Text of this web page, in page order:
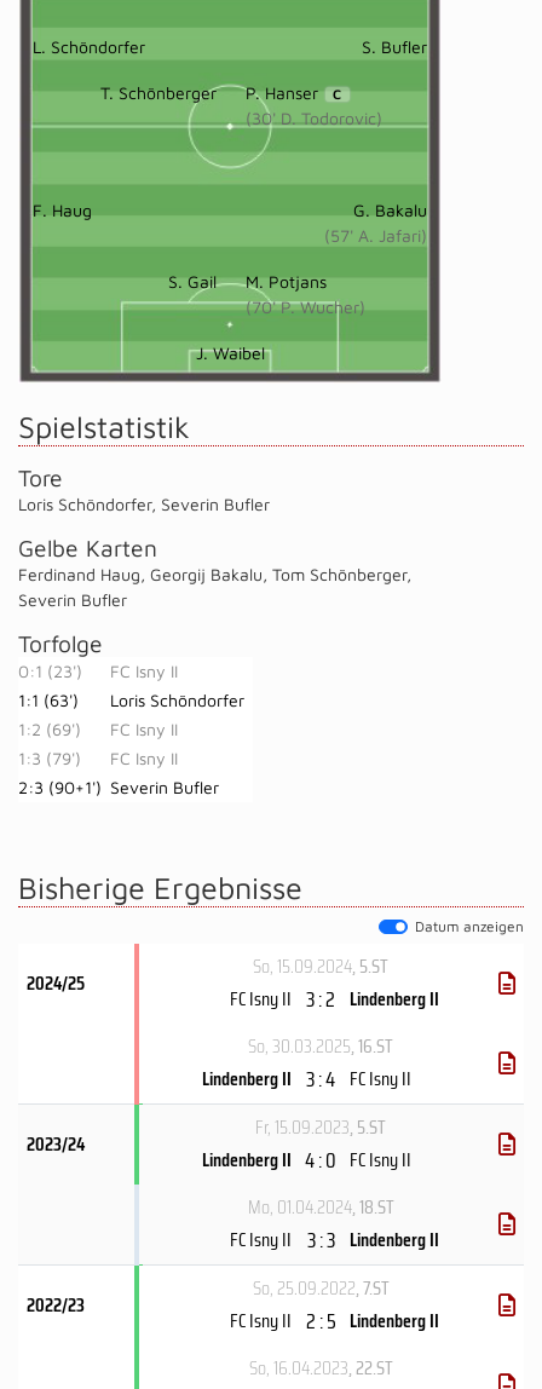
L. Schöndorfer S. Bufler
T. Schönberger P. Hanser C
(30' D. Todorovic)
F. Haug
G. Bakalu
(57' A. Jafari)
S. Gail
M. Potjans
(70' P. Wucher)
J. Waibel
Spielstatistik
Tore
Loris Schöndorfer, Severin Bufler
Gelbe Karten
Ferdinand Haug, Georgij Bakalu, Tom Schönberger,
Severin Bufler
Torfolge
0:1 (23')
FC Isny II
1:1 (63')
Loris Schöndorfer
1:2 (69')
FC Isny II
1:3 (79')
FC Isny II
2:3 (90+1') Severin Bufler
Bisherige Ergebnisse
Datum anzeigen
2024/25
So, 15.09.2024, 5.ST
FC Isny II 3 : 2 Lindenberg II
So, 30.03.2025, 16.ST
Lindenberg II 3 : 4 FC Isny II
2023/24
Fr, 15.09.2023, 5.ST
Lindenberg II 4 : 0 FC Isny II
Mo, 01.04.2024, 18.ST
FC Isny II 3 : 3 Lindenberg II
2022/23
So, 25.09.2022, 7.ST
FC Isny II 2 : 5 Lindenberg II
So, 16.04.2023, 22.ST